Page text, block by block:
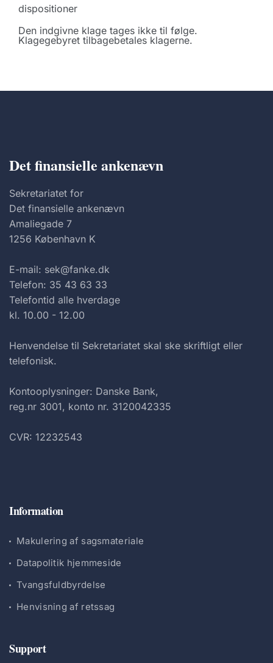
dispositioner
Den indgivne klage tages ikke til følge.
Klagegebyret tilbagebetales klagerne.
Det finansielle ankenævn
Sekretariatet for
Det finansielle ankenævn
Amaliegade 7
1256 København K
E-mail: sek@fanke.dk
Telefon: 35 43 63 33
Telefontid alle hverdage
kl. 10.00 - 12.00
Henvendelse til Sekretariatet skal ske skriftligt eller
telefonisk.
Kontooplysninger: Danske Bank,
reg.nr 3001, konto nr. 3120042335
CVR: 12232543
Information
Makulering af sagsmateriale
Datapolitik hjemmeside
Tvangsfuldbyrdelse
Henvisning af retssag
Support